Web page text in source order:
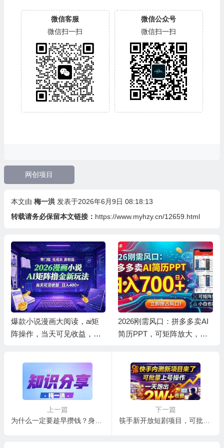
微信客服
微信扫一扫
微信公众号
微信扫一扫
网创项目
本文由 梅一洪 发表于2026年6月9日 08:18:13
转载请务必保留本文链接： https://www.myhzy.cn/12659.html
爆款小说漫画大阅读，ai矩
阵操作，当天可见收益，号
2026刚需风口：拼多多卖AI
简历PPT，可矩阵放大，小
上一篇
为什么一定要趁早攒钱？身边人的真实经历太扎心
下一篇
筷手新开放短剧项目，可批量上号，全自动运行，收益无上限，号称日入20000+